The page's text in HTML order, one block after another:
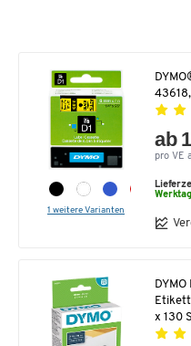
1 weitere Varianten
ab
pro VE
x 130